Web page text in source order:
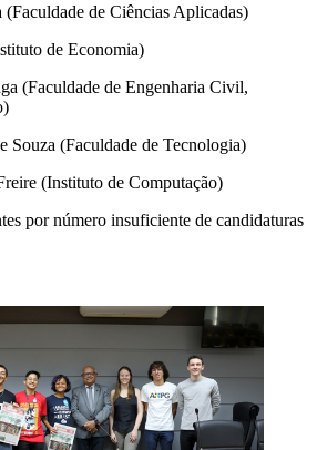
de Ciências Aplicadas)
de Economia)
(Faculdade de Engenharia Civil,
Souza (Faculdade de Tecnologia)
(Instituto de Computação)
por número insuficiente de candidaturas